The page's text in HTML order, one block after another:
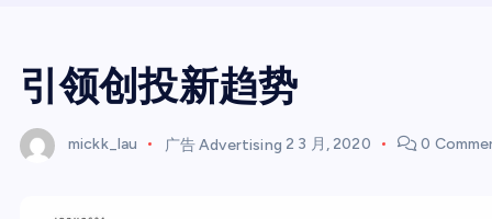
引领创投新趋势
mickk_lau 广告 Advertising 2 3 月, 2020 0